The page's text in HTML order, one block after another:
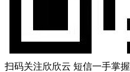
扫码关注欣欣云 短信一手掌握